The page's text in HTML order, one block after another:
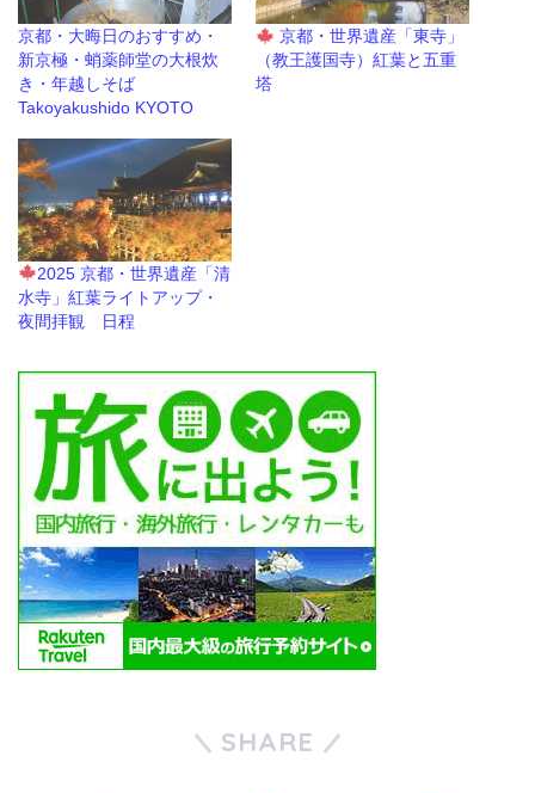
京都・大晦日のおすすめ・
新京極・蛸薬師堂の大根炊
き・年越しそば
Takoyakushido KYOTO
京都・世界遺産「東寺」
（教王護国寺）紅葉と五重
塔
2025 京都・世界遺産「清
水寺」紅葉ライトアップ・
夜間拝観 日程
SHARE